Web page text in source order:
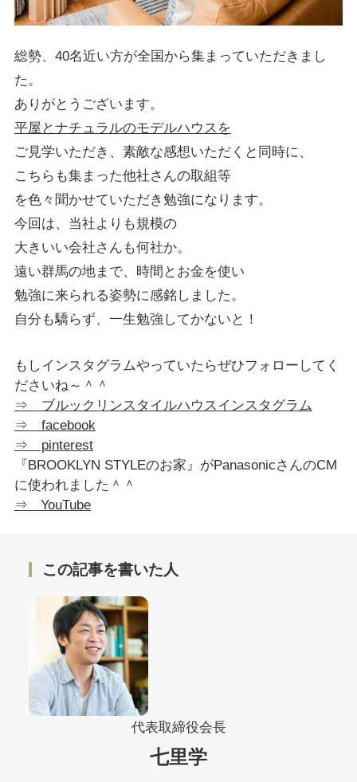
総勢、40名近い方が全国から集まっていただきまし
た。
ありがとうございます。
平屋とナチュラルのモデルハウスを
ご見学いただき、素敵な感想いただくと同時に、
こちらも集まった他社さんの取組等
を色々聞かせていただき勉強になります。
今回は、当社よりも規模の
大きいい会社さんも何社か。
遠い群馬の地まで、時間とお金を使い
勉強に来られる姿勢に感銘しました。
自分も驕らず、一生勉強してかないと！
もしインスタグラムやっていたらぜひフォローしてく
ださいね～＾＾
⇒ ブルックリンスタイルハウス インスタグラム
⇒ facebook
⇒ pinterest
『BROOKLYN STYLEのお家』がPanasonicさんのCM
に使われました＾＾
⇒ YouTube
この記事を書いた人
代表取締役会長
七里学